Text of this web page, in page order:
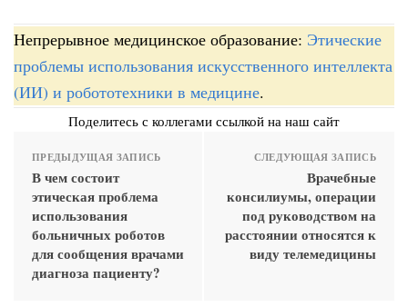
Непрерывное медицинское образование: Этические
проблемы использования искусственного интеллекта
(ИИ) и робототехники в медицине.
Поделитесь с коллегами ссылкой на наш сайт
ПРЕДЫДУЩАЯ ЗАПИСЬ
В чем состоит
этическая проблема
использования
больничных роботов
для сообщения врачами
диагноза пациенту?
СЛЕДУЮЩАЯ ЗАПИСЬ
Врачебные
консилиумы, операции
под руководством на
расстоянии относятся к
виду телемедицины